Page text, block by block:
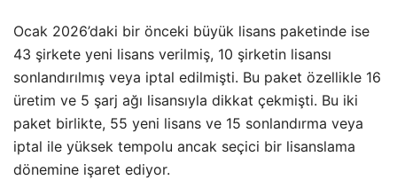
Ocak 2026’daki bir önceki büyük lisans paketinde ise
43 şirkete yeni lisans verilmiş, 10 şirketin lisansı
sonlandırılmış veya iptal edilmişti. Bu paket özellikle 16
üretim ve 5 şarj ağı lisansıyla dikkat çekmişti. Bu iki
paket birlikte, 55 yeni lisans ve 15 sonlandırma veya
iptal ile yüksek tempolu ancak seçici bir lisanslama
dönemine işaret ediyor.